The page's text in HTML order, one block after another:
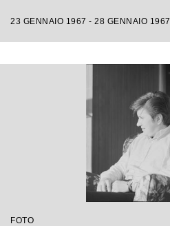
23 GENNAIO 1967 - 28 GENNAIO 1967
FOTO